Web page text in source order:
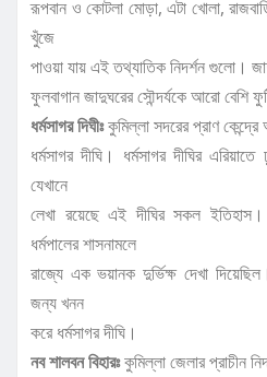
রূপবান ও কোটলা মোড়া, এটা খোলা,
খুঁজে
পাওয়া যায় এই তথ্যাতিক নিদর্শন গুলো।
ফুলবাগান জাদুঘরের সৌন্দর্যকে আরো বেশি
ধর্মসাগর দিঘীঃকুমিল্লা সদরের প্রাণ
ধর্মসাগর দীঘি। ধর্মসাগর দীঘির
যেখানে
লেখা রয়েছে এই দীঘির সকল
ধর্মপালের শাসনামলে
রাজ্যে এক ভয়ানক দুর্ভিক্ষ দেখা
জন্য খনন
করে ধর্মসাগর দীঘি।
নব শালবন বিহারঃকুমিল্লা জেলার প্রাচীন